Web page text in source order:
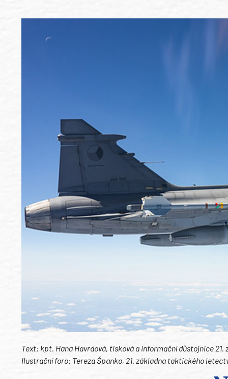
Text: kpt. Hana Havrdová, tisková a informační důstojnice 21.
Ilustrační foro: Tereza Španko, 21. základna taktického